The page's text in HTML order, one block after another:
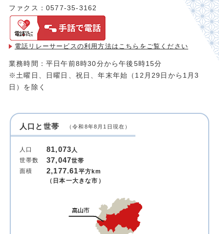
ファクス：0577-35-3162
電話リレーサービスの利用方法は こちらをご覧ください
業務時間：平日午前8時30分から午後5時15分
※土曜日、日曜日、祝日、年末年始（12月29日から1月3
日）を除く
人口と世帯 （令和8年8月1日現在）
人口 81,073人
世帯数
37,047世帯
面積
2,177.61平方km
（日本一大きな市）